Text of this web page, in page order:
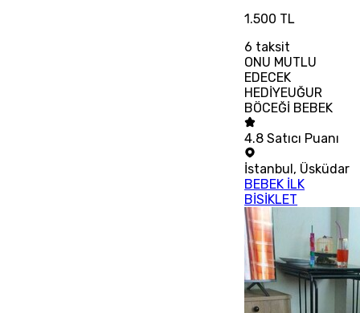
1.500 TL
6 taksit
ONU MUTLU
EDECEK
HEDİYEUĞUR
BÖCEĞİ BEBEK
4.8 Satıcı Puanı
İstanbul, Üsküdar
BEBEK İLK
BİSİKLET